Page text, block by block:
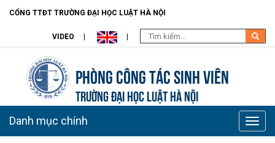
CỔNG TTĐT TRƯỜNG ĐẠI HỌC LUẬT HÀ NỘI
VIDEO
Phòng Công tác sinh viên
TRƯỜNG ĐẠI HỌC LUẬT HÀ NỘI
Toggle
Danh mục chính